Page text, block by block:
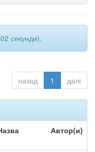
секунди).
назад 1 далі
Автор(и)